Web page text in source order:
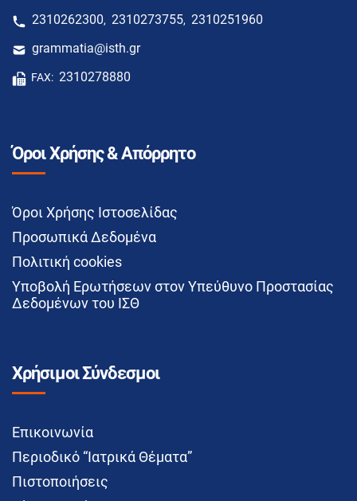
2310262300, 2310273755, 2310251960
grammatia@isth.gr
FAX: 2310278880
Όροι Χρήσης & Απόρρητο
Όροι Χρήσης Ιστοσελίδας
Προσωπικά Δεδομένα
Πολιτική cookies
Υποβολή Ερωτήσεων στον Υπεύθυνο Προστασίας
Δεδομένων του ΙΣΘ
Χρήσιμοι Σύνδεσμοι
Επικοινωνία
Περιοδικό “Ιατρικά Θέματα”
Πιστοποιήσεις